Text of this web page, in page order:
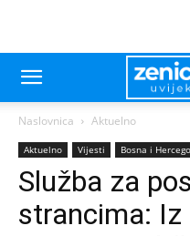
Naslovnica Aktuelno
Aktuelno Vijesti Bosna i
Služba za
strancima: Iz